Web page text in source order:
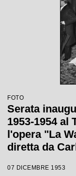
FOTO
Serata
1953-1954 al
l'opera "La
diretta da
07 DICEMBRE 1953